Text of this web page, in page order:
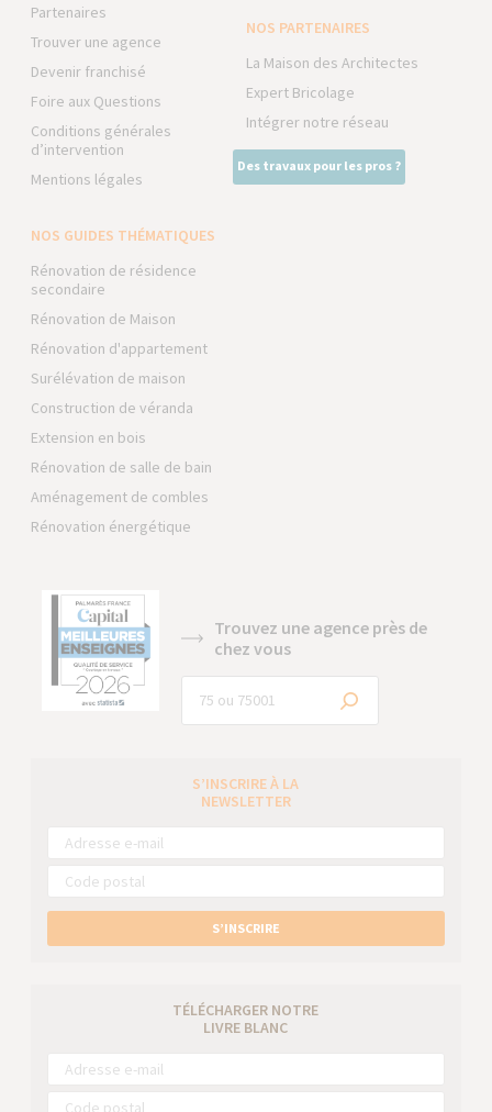
Partenaires
Trouver une agence
Devenir franchisé
Foire aux Questions
Conditions générales
d’intervention
Mentions légales
NOS PARTENAIRES
La Maison des Architectes
Expert Bricolage
Intégrer notre réseau
Des travaux pour les pros ?
NOS GUIDES THÉMATIQUES
Rénovation de résidence
secondaire
Rénovation de Maison
Rénovation d'appartement
Surélévation de maison
Construction de véranda
Extension en bois
Rénovation de salle de bain
Aménagement de combles
Rénovation énergétique
Trouvez une agence près de
chez vous
S’INSCRIRE À LA
NEWSLETTER
S’INSCRIRE
TÉLÉCHARGER NOTRE
LIVRE BLANC